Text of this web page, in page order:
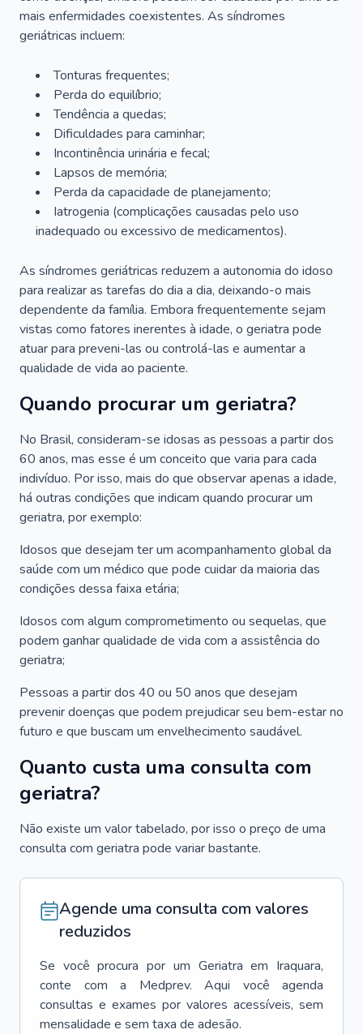
mais enfermidades coexistentes. As síndromes
geriátricas incluem:
Tonturas frequentes;
Perda do equilíbrio;
Tendência a quedas;
Dificuldades para caminhar;
Incontinência urinária e fecal;
Lapsos de memória;
Perda da capacidade de planejamento;
Iatrogenia (complicações causadas pelo uso
inadequado ou excessivo de medicamentos).
As síndromes geriátricas reduzem a autonomia do idoso
para realizar as tarefas do dia a dia, deixando-o mais
dependente da família. Embora frequentemente sejam
vistas como fatores inerentes à idade, o geriatra pode
atuar para preveni-las ou controlá-las e aumentar a
qualidade de vida ao paciente.
Quando procurar um geriatra?
No Brasil, consideram-se idosas as pessoas a partir dos
60 anos, mas esse é um conceito que varia para cada
indivíduo. Por isso, mais do que observar apenas a idade,
há outras condições que indicam quando procurar um
geriatra, por exemplo:
Idosos que desejam ter um acompanhamento global da
saúde com um médico que pode cuidar da maioria das
condições dessa faixa etária;
Idosos com algum comprometimento ou sequelas, que
podem ganhar qualidade de vida com a assistência do
geriatra;
Pessoas a partir dos 40 ou 50 anos que desejam
prevenir doenças que podem prejudicar seu bem-estar no
futuro e que buscam um envelhecimento saudável.
Quanto custa uma consulta com
geriatra?
Não existe um valor tabelado, por isso o preço de uma
consulta com geriatra pode variar bastante.
Agende uma consulta com valores
reduzidos
Se você procura por um Geriatra em Iraquara,
conte com a Medprev. Aqui você agenda
consultas e exames por valores acessíveis, sem
mensalidade e sem taxa de adesão.